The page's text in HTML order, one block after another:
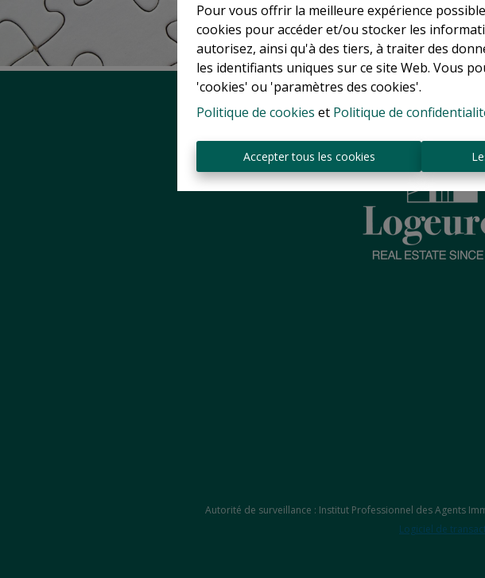
Pour vous offrir la meilleure expérience
cookies pour accéder et/ou stocker les
autorisez, ainsi qu'à des tiers, à traiter des
les identifiants uniques sur ce site Web. Vous
'cookies' ou 'paramètres des cookies'.
Politique de cookies et Politique de
Accepter tous les cookies
Autorité de surveillance : Institut Professionnel des Agents
Logiciel de